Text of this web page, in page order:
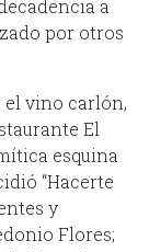
a
por otros
el vino carlón,
El
esquina
“Hacerte
y
Flores;